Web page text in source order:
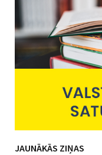
JAUNĀKĀS ZIŅAS